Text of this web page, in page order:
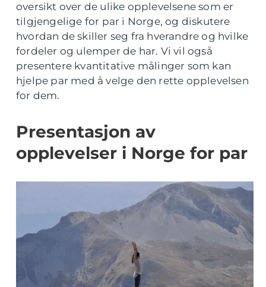
oversikt over de ulike opplevelsene som er
tilgjengelige for par i Norge, og diskutere
hvordan de skiller seg fra hverandre og hvilke
fordeler og ulemper de har. Vi vil også
presentere kvantitative målinger som kan
hjelpe par med å velge den rette opplevelsen
for dem.
Presentasjon av
opplevelser i Norge for par